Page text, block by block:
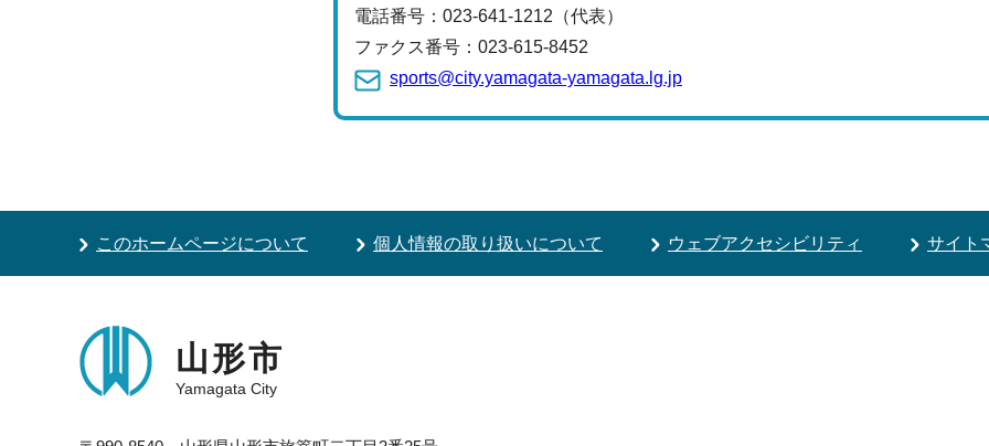
電話番号： 023-641-1212（代表）
ファクス番号：023-615-8452
sports@city.yamagata-yamagata.lg.jp
このホームページについて 個人情報の取り扱いについて ウェブアクセシビリティ サイト
山形市
Yamagata City